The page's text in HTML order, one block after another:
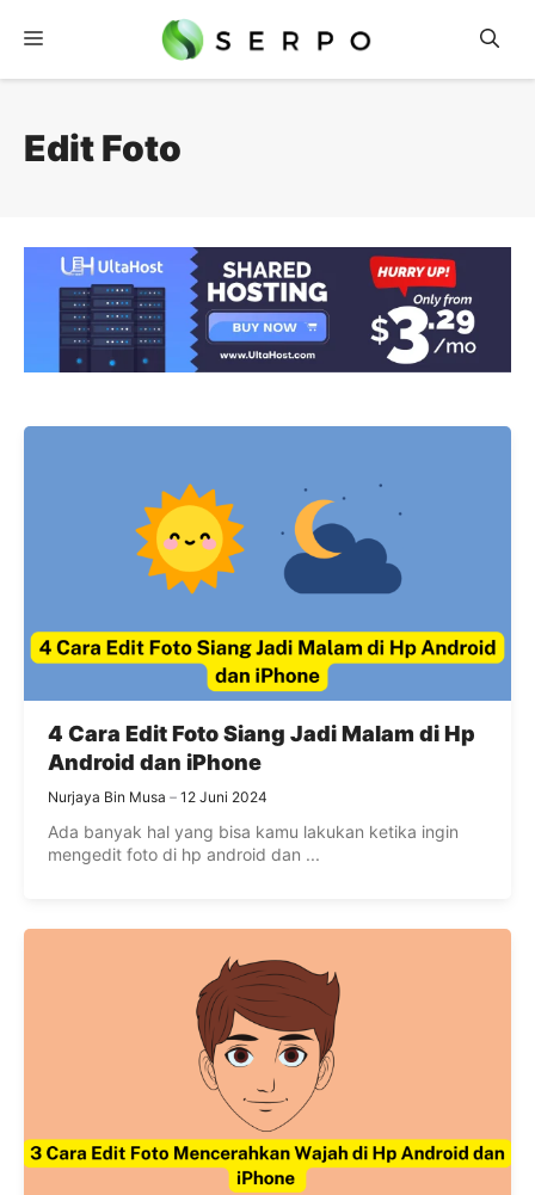
isi
Menu
Edit Foto
4 Cara Edit Foto Siang Jadi Malam di Hp
Android dan iPhone
Nurjaya Bin Musa 12 Juni 2024
Ada banyak hal yang bisa kamu lakukan ketika ingin
mengedit foto di hp android dan ...